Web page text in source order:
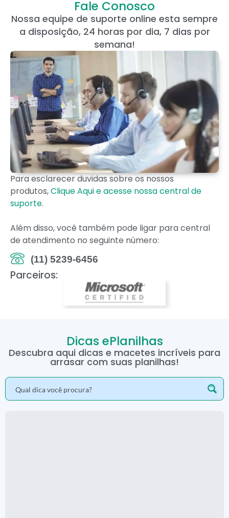
Fale Conosco
Nossa equipe de suporte online esta sempre
a disposição, 24 horas por dia, 7 dias por
semana!
Para esclarecer duvidas sobre os nossos
produtos,Clique Aqui e acesse nossa central de
suporte.
Além disso, você também pode ligar para central
de atendimento no seguinte número:
(11) 5239-6456
Parceiros:
Dicas ePlanilhas
Descubra aqui dicas e macetes incríveis para
arrasar com suas planilhas!